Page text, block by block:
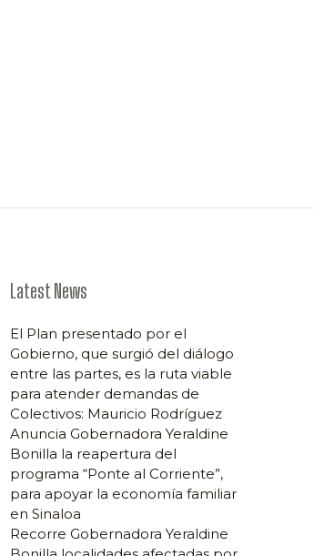
Latest News
El Plan presentado por el
Gobierno, que surgió del diálogo
entre las partes, es la ruta viable
para atender demandas de
Colectivos: Mauricio Rodríguez
Anuncia Gobernadora Yeraldine
Bonilla la reapertura del
programa “Ponte al Corriente”,
para apoyar la economía familiar
en Sinaloa
Recorre Gobernadora Yeraldine